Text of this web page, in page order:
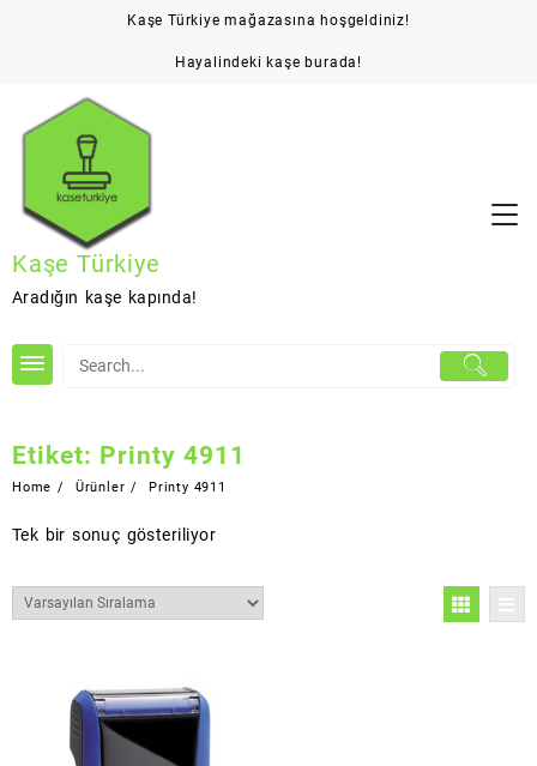
Kaşe Türkiye mağazasına hoşgeldiniz!
Hayalindeki kaşe burada!
Kaşe Türkiye
Aradığın kaşe kapında!
Etiket: Printy 4911
Home Ürünler Printy 4911
Tek bir sonuç gösteriliyor